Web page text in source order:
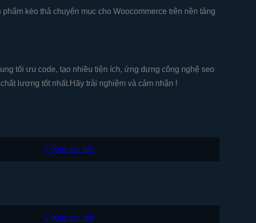
kéo thả chuyên mục cho Woocommerce trên nền tảng
tối ưu code, tạo nhiều tiện ích, ứng dựng công nghệ seo
lượng tốt nhất.Hãy trải nghiệm và cảm nhận !
Xem chi tiết
Xem chi tiết